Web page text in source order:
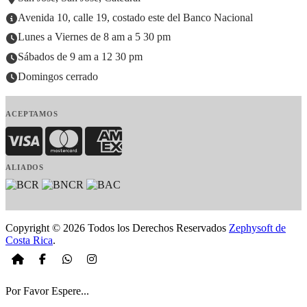
Avenida 10, calle 19, costado este del Banco Nacional
Lunes a Viernes de 8 am a 5 30 pm
Sábados de 9 am a 12 30 pm
Domingos cerrado
ACEPTAMOS
Visa MasterCardAmerican Express
ALIADOS
Copyright © 2026 Todos los Derechos Reservados Zephysoft de
Costa Rica.
Por Favor Espere...